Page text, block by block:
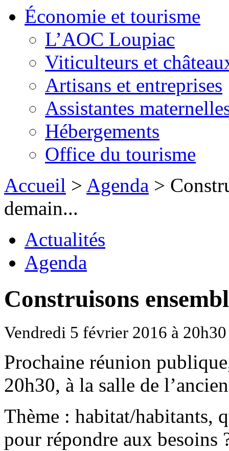
Économie et tourisme
L’AOC Loupiac
Viticulteurs et
Artisans et entreprises
Assistantes
Hébergements
Office du tourisme
Accueil > Agenda >
demain...
Actualités
Agenda
Construisons
Vendredi 5 février 2016 à 20h30
Prochaine réunion
20h30, à la salle de
Thème : habitat/habitants,
pour répondre aux besoins